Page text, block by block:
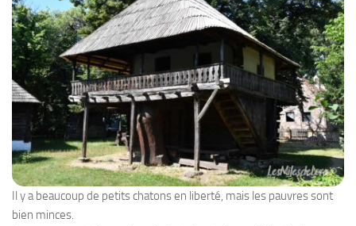
Il y a beaucoup de petits chatons en liberté, mais les pauvres sont
bien minces.